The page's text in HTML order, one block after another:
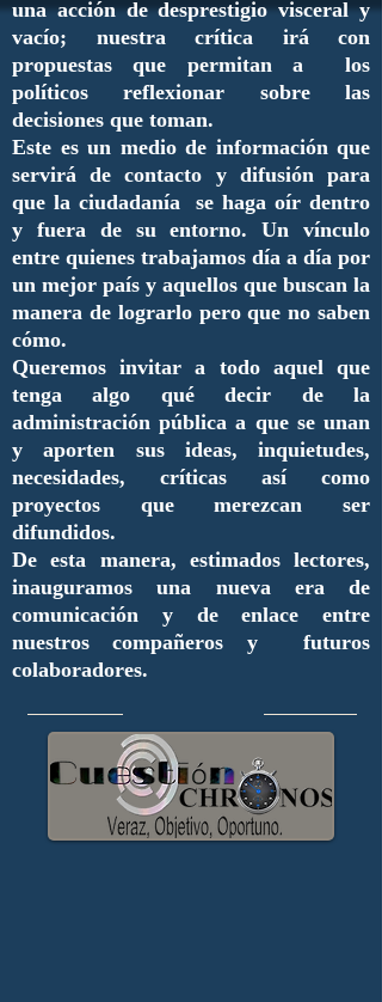
una acción de desprestigio visceral y
vacío; nuestra crítica irá con
propuestas que permitan a los
políticos reflexionar sobre las
decisiones que toman.
Este es un medio de información que
servirá de contacto y difusión para
que la ciudadanía se haga oír dentro
y fuera de su entorno. Un vínculo
entre quienes trabajamos día a día por
un mejor país y aquellos que buscan la
manera de lograrlo pero que no saben
cómo.
Queremos invitar a todo aquel que
tenga algo qué decir de la
administración pública a que se unan
y aporten sus ideas, inquietudes,
necesidades, críticas así como
proyectos que merezcan ser
difundidos.
De esta manera, estimados lectores,
inauguramos una nueva era de
comunicación y de enlace entre
nuestros compañeros y futuros
colaboradores.